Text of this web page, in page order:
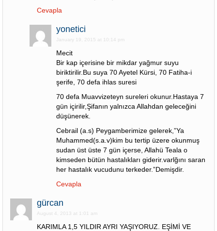
Cevapla
yonetici
January 19, 2015 at 10:14 pm
Mecit
Bir kap içerisine bir mikdar yağmur suyu
biriktirilir.Bu suya 70 Ayetel Kürsi, 70 Fatiha-i
şerife, 70 defa ihlas suresi
70 defa Muavvizeteyn sureleri okunur.Hastaya 7
gün içirilir,Şifanın yalnızca Allahdan geleceğini
düşünerek.
Cebrail (a.s) Peygamberimize gelerek,”Ya
Muhammed(s.a.v)kim bu tertip üzere okunmuş
sudan üst üste 7 gün içerse, Allahü Teala o
kimseden bütün hastalıkları giderir.varlğını saran
her hastalık vucudunu terkeder.”Demişdir.
Cevapla
gürcan
August 4, 2013 at 1:01 am
KARIMLA 1,5 YILDIR AYRI YAŞIYORUZ. EŞİMİ VE